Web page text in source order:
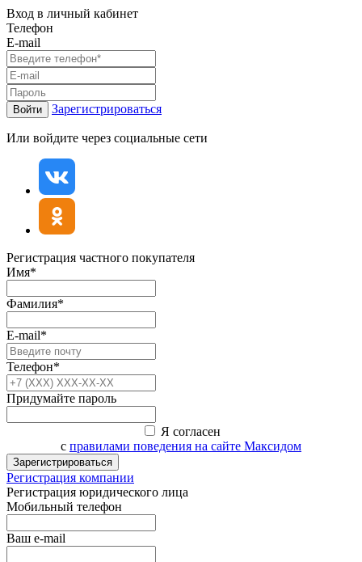
Вход в личный кабинет
Телефон
E-mail
Войти Зарегистрироваться
Или войдите через социальные сети
Регистрация частного покупателя
Имя*
Фамилия*
E-mail*
Телефон*
Придумайте пароль
Я согласен
с правилами поведения на сайте Максидом
Зарегистрироваться
Регистрация компании
Регистрация юридического лица
Мобильный телефон
Ваш e-mail